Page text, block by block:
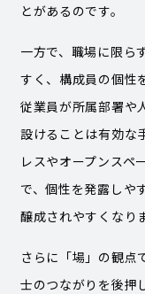
とがあるのです。
一方で、職場に限ら
すく、構成員の個性
従業員が所属部署や
設けることは有効な
レスやオープンスペ
で、個性を発露しや
醸成されやすくなり
さらに「場」の観点
士のつながりを後押